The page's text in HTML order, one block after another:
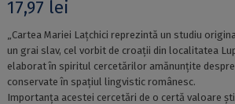
17,97 lei
„Cartea Mariei Laţchici reprezintă un studiu
un grai slav, cel vorbit de croaţii din localitatea
elaborat în spiritul cercetărilor amănunţite
conservate în spaţiul lingvistic românesc.
Importanţa acestei cercetări de o certă valoare